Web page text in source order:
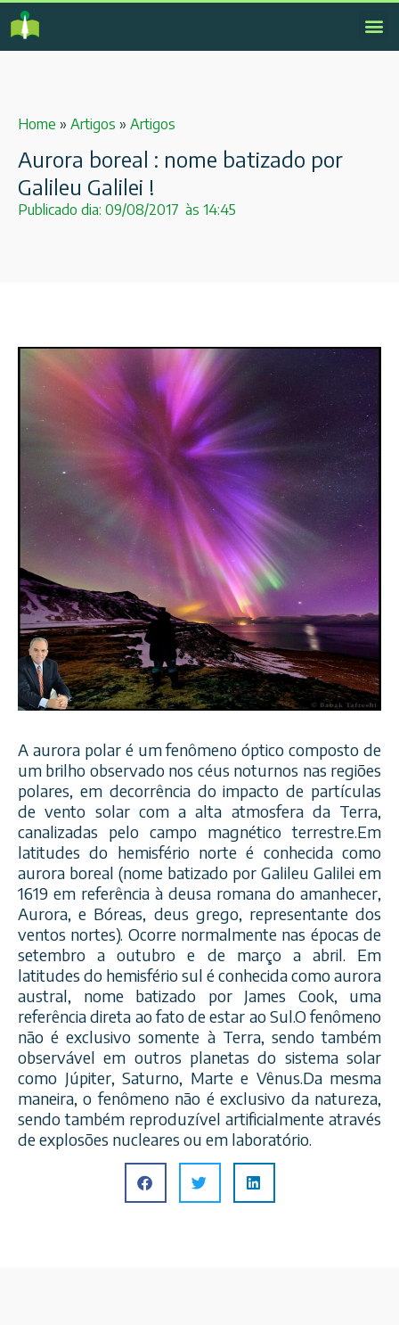
Home » Artigos » Artigos
Aurora boreal : nome batizado por
Galileu Galilei !
Publicado dia: 09/08/2017 às 14:45
A aurora polar é um fenômeno óptico composto de
um brilho observado nos céus noturnos nas regiões
polares, em decorrência do impacto de partículas
de vento solar com a alta atmosfera da Terra,
canalizadas pelo campo magnético terrestre.Em
latitudes do hemisfério norte é conhecida como
aurora boreal (nome batizado por Galileu Galilei em
1619 em referência à deusa romana do amanhecer,
Aurora, e Bóreas, deus grego, representante dos
ventos nortes). Ocorre normalmente nas épocas de
setembro a outubro e de março a abril. Em
latitudes do hemisfério sul é conhecida como aurora
austral, nome batizado por James Cook, uma
referência direta ao fato de estar ao Sul.O fenômeno
não é exclusivo somente à Terra, sendo também
observável em outros planetas do sistema solar
como Júpiter, Saturno, Marte e Vênus.Da mesma
maneira, o fenômeno não é exclusivo da natureza,
sendo também reproduzível artificialmente através
de explosões nucleares ou em laboratório.